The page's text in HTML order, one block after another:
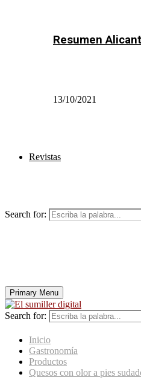
Resumen
13/10/2021
Revistas
Search for:
Primary Menu
Search for:
Inicio
Gastronomía
Productos
Quesos con olor a pies